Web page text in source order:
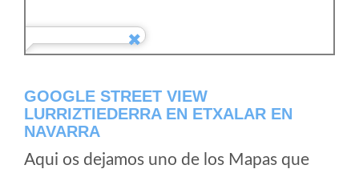
GOOGLE STREET VIEW
LURRIZTIEDERRA EN ETXALAR EN
NAVARRA
Aqui os dejamos uno de los Mapas que